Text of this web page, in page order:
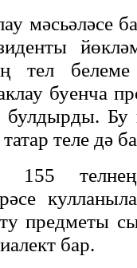
мәсьәләсе
тел
буенча
булдырды. Бу
теле дә
155
предметы
бар.